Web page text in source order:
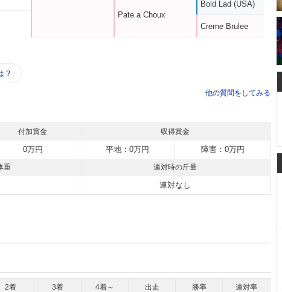
Pate a Choux
Bold Lad (USA)
Creme Brulee
？
他の質問をしてみる
付加賞金 収得賞金
0万円 平地：0万円 障害：0万円
重 連対時の斤量
連対なし
2着 3着 4着～ 出走 勝率 連対率